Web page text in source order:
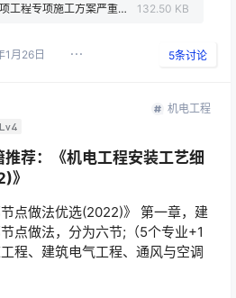
危险性较大的分部分项工程专项施工方案严重缺陷清单（试行）.doc 132.50 KB
1月26日 5条讨论
Lv4
机电工程
荐：《机电工程安装工艺细
》
点做法优选(2022)》 第一章，建
点做法，分为六节;（5个专业+1
程、建筑电气工程、通风与空调